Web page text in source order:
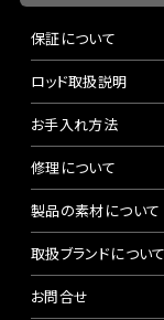
保証について
ロッド取扱説明
お手入れ方法
修理について
製品の素材について
取扱ブランドについて
お問合せ